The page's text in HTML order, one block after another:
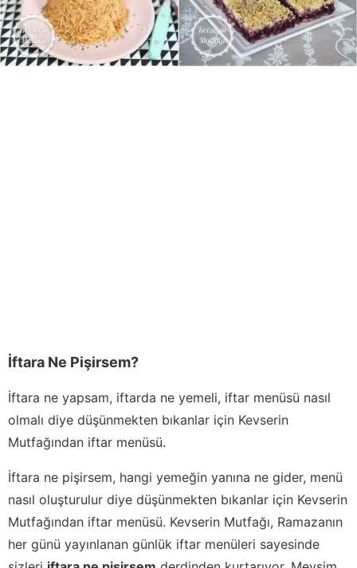
İftara Ne Pişirsem?
İftara ne yapsam, iftarda ne yemeli, iftar menüsü nasıl
olmalı diye düşünmekten bıkanlar için Kevserin
Mutfağından iftar menüsü.
İftara ne pişirsem, hangi yemeğin yanına ne gider, menü
nasıl oluşturulur diye düşünmekten bıkanlar için Kevserin
Mutfağından iftar menüsü. Kevserin Mutfağı, Ramazanın
her günü yayınlanan günlük iftar menüleri sayesinde